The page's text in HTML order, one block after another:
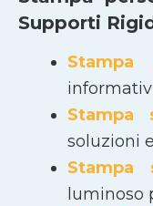
Supporti
Stampa
soluzioni
Stampa
luminoso